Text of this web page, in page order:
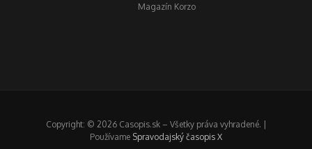
Magazín Korzo
Copyright: © 2026 Casopis.sk – Všetky práva vyhradené. |
Používame Spravodajský časopis X